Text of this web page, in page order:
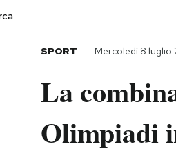
SPORT Mercoledì 8 luglio
La
Olimpiadi